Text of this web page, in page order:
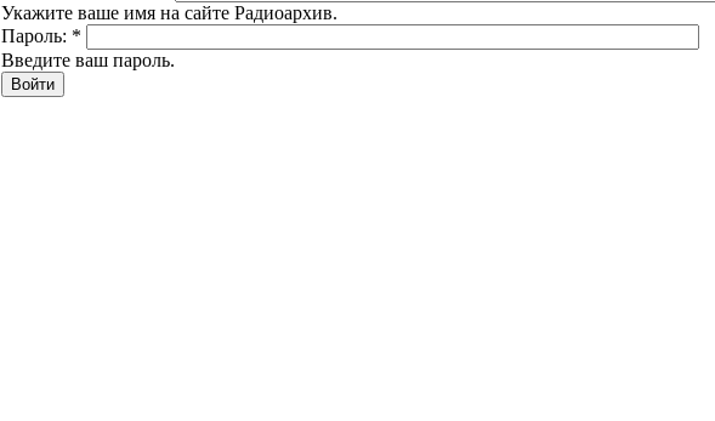
Укажите ваше имя на сайте Радиоархив.
Пароль: *
Введите ваш пароль.